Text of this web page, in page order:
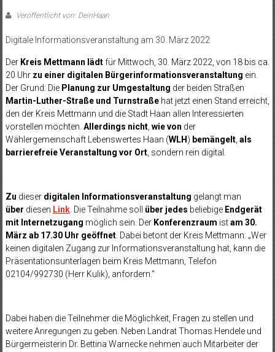
Veröffentlicht von: DeinHaan
Digitale Informationsveranstaltung am 30. März 2022
Der Kreis Mettmann lädtfür Mittwoch, 30. März 2022, von 18 bis ca.
20 Uhr zu einer digitalen Bürgerinformationsveranstaltung ein.
Der Grund: DiePlanung zur Umgestaltung der beiden Straßen
Martin-Luther-Straße und Turnstraßehat jetzt einen Stand erreicht,
den der Kreis Mettmann und die Stadt Haan allen Interessierten
vorstellen möchten. Allerdings nicht, wie von der
Wählergemeinschaft Lebenswertes Haan (WLH ) bemängelt, als
barrierefreie Veranstaltung vor Ort, sondern rein digital.
Zu dieser digitalen Informationsveranstaltung gelangt man
über diesen Link. Die Teilnahme soll über jedes beliebige Endgerät
mit Internetzugang möglich sein. Der Konferenzraum istam 30.
März ab 17.30 Uhr geöffnet. Dabei betont der Kreis Mettmann: „Wer
keinen digitalen Zugang zur Informationsveranstaltung hat, kann die
Präsentationsunterlagen beim Kreis Mettmann, Telefon
02104/992730 (Herr Kulik), anfordern.“
Dabei haben die Teilnehmer die Möglichkeit, Fragen zu stellen und
weitere Anregungen zu geben. Neben Landrat Thomas Hendele und
Bürgermeisterin Dr. Bettina Warnecke nehmen auch Mitarbeiter der